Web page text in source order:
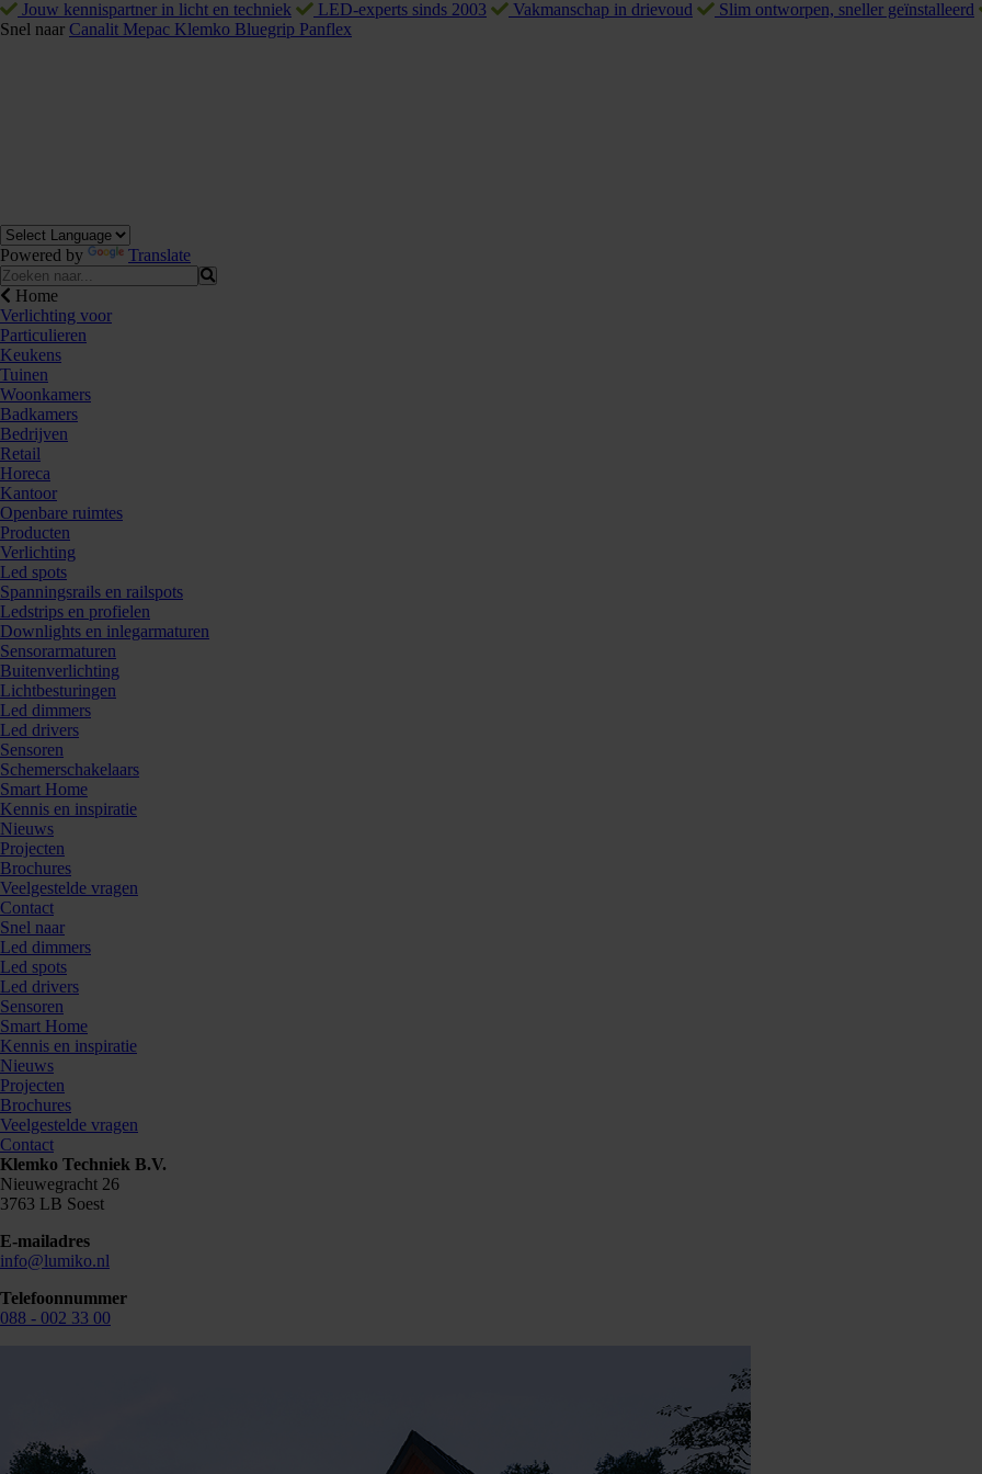
Jouw kennispartner in licht en techniek LED-experts sinds 2003 Vakmanschap in drievoud
Slim ontworpen, sneller geïnstalleerd
Snel naar Canalit Mepac Klemko Bluegrip Panflex
Powered by Translate
Home
Verlichting voor
Particulieren
Keukens
Tuinen
Woonkamers
Badkamers
Bedrijven
Retail
Horeca
Kantoor
Openbare ruimtes
Producten
Verlichting
Led spots
Spanningsrails en railspots
Ledstrips en profielen
Downlights en inlegarmaturen
Sensorarmaturen
Buitenverlichting
Lichtbesturingen
Led dimmers
Led drivers
Sensoren
Schemerschakelaars
Smart Home
Kennis en inspiratie
Nieuws
Projecten
Brochures
Veelgestelde vragen
Contact
Snel naar
Led dimmers
Led spots
Led drivers
Sensoren
Smart Home
Kennis en inspiratie
Nieuws
Projecten
Brochures
Veelgestelde vragen
Contact
Klemko Techniek B.V.
Nieuwegracht 26
3763 LB Soest
E-mailadres
info@lumiko.nl
Telefoonnummer
088 - 002 33 00